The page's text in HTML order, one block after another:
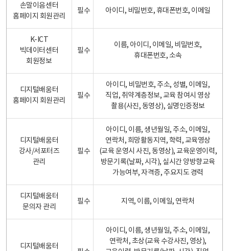
손말이음센터
홈페이지 회원관리
필수 아이디, 비밀번호, 휴대폰번호, 이메일
K-ICT
빅데이터센터
회원정보
필수
이름, 아이디, 이메일, 비밀번호,
휴대폰번호, 소속
디지털배움터
홈페이지 회원관리
필수
아이디, 비밀번호, 주소, 성별, 이메일,
직업, 취약계층정보, 교육 참여시 영상
촬용(사진, 동영상), 실명인증정보
디지털배움터
강사/서포터즈
관리
필수
아이디, 이름, 생년월일, 주소, 이메일,
연락처, 희망활동지역, 학력, 교육영상
(교육 운영시 사진, 동영상), 교육운영이력,
방문기록(날짜, 시각), 실시간 양방향교육
가능여부, 자격증, 주요지도 경력
디지털배움터
문의자 관리
필수 지역, 이름, 이메일, 연락처
디지털배움터
아이디, 이름, 생년월일, 주소, 이메일,
연락처, 초상(교육 수강사진, 영상),